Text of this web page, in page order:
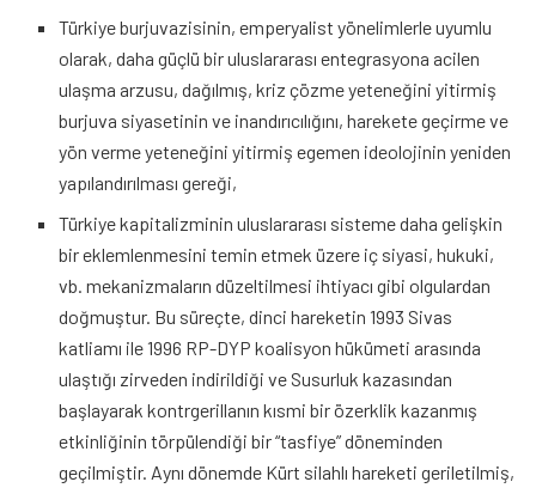
Türkiye burjuvazisinin, emperyalist yönelimlerle uyumlu
olarak, daha güçlü bir uluslararası entegrasyona acilen
ulaşma arzusu, dağılmış, kriz çözme yeteneğini yitirmiş
burjuva siyasetinin ve inandırıcılığını, harekete geçirme ve
yön verme yeteneğini yitirmiş egemen ideolojinin yeniden
yapılandırılması gereği,
Türkiye kapitalizminin uluslararası sisteme daha gelişkin
bir eklemlenmesini temin etmek üzere iç siyasi, hukuki,
vb. mekanizmaların düzeltilmesi ihtiyacı gibi olgulardan
doğmuştur. Bu süreçte, dinci hareketin 1993 Sivas
katliamı ile 1996 RP-DYP koalisyon hükümeti arasında
ulaştığı zirveden indirildiği ve Susurluk kazasından
başlayarak kontrgerillanın kısmi bir özerklik kazanmış
etkinliğinin törpülendiği bir “tasfiye” döneminden
geçilmiştir. Aynı dönemde Kürt silahlı hareketi geriletilmiş,